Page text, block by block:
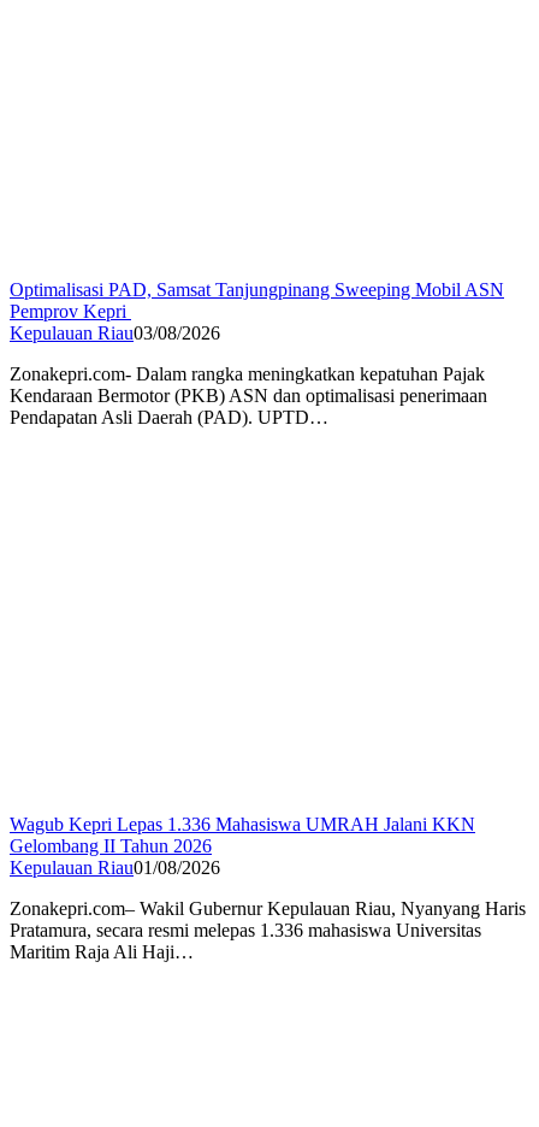
Optimalisasi PAD, Samsat Tanjungpinang Sweeping Mobil ASN
Pemprov Kepri
Kepulauan Riau03/08/2026
Zonakepri.com- Dalam rangka meningkatkan kepatuhan Pajak
Kendaraan Bermotor (PKB) ASN dan optimalisasi penerimaan
Pendapatan Asli Daerah (PAD). UPTD…
Wagub Kepri Lepas 1.336 Mahasiswa UMRAH Jalani KKN
Gelombang II Tahun 2026
Kepulauan Riau01/08/2026
Zonakepri.com– Wakil Gubernur Kepulauan Riau, Nyanyang Haris
Pratamura, secara resmi melepas 1.336 mahasiswa Universitas
Maritim Raja Ali Haji…